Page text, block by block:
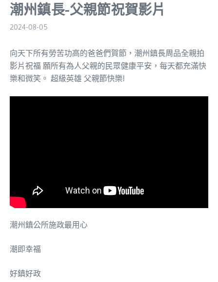
潮州鎮長-父親節祝賀影片
2024-08-05
向天下所有勞苦功高的爸爸們賀節，潮州鎮長周品全親拍
影片祝福 願所有為人父親的民眾健康平安，每天都充滿快
樂和微笑。 超級英雄 父親節快樂!
潮州鎮公所施政最用心
潮即幸福
好鎮好政